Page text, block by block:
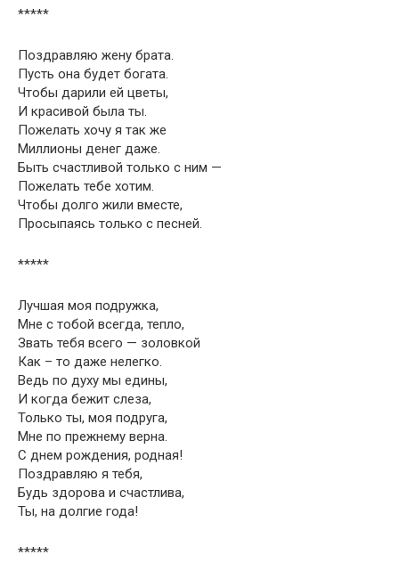
*****
Поздравляю жену брата.
Пусть она будет богата.
Чтобы дарили ей цветы,
И красивой была ты.
Пожелать хочу я так же
Миллионы денег даже.
Быть счастливой только с ним —
Пожелать тебе хотим.
Чтобы долго жили вместе,
Просыпаясь только с песней.
*****
Лучшая моя подружка,
Мне с тобой всегда, тепло,
Звать тебя всего — золовкой
Как – то даже нелегко.
Ведь по духу мы едины,
И когда бежит слеза,
Только ты, моя подруга,
Мне по прежнему верна.
С днем рождения, родная!
Поздравляю я тебя,
Будь здорова и счастлива,
Ты, на долгие года!
*****